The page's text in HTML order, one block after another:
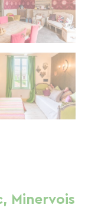
Minervois